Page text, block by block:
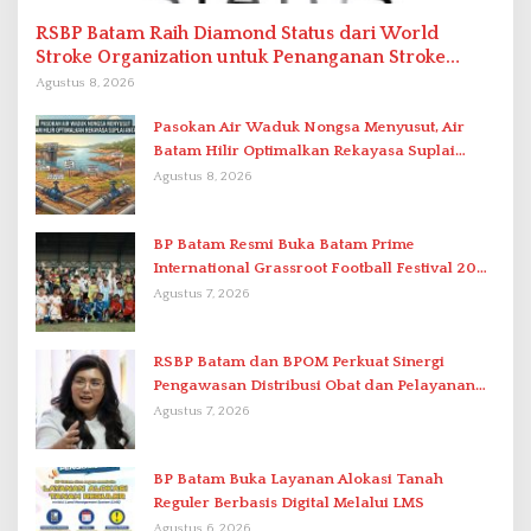
RSBP Batam Raih Diamond Status dari World
Stroke Organization untuk Penanganan Stroke
Berstandar Internasional
Agustus 8, 2026
Pasokan Air Waduk Nongsa Menyusut, Air
Batam Hilir Optimalkan Rekayasa Suplai
Antar-IPAM
Agustus 8, 2026
BP Batam Resmi Buka Batam Prime
International Grassroot Football Festival 2026
di Stadion Temenggung Abdul Jamal
Agustus 7, 2026
RSBP Batam dan BPOM Perkuat Sinergi
Pengawasan Distribusi Obat dan Pelayanan
Kefarmasian
Agustus 7, 2026
BP Batam Buka Layanan Alokasi Tanah
Reguler Berbasis Digital Melalui LMS